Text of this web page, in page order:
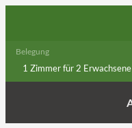
Belegung
1 Zimmerfür 2 Erwachsene